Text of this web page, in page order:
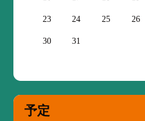
23 24 25 26
30 31
予定